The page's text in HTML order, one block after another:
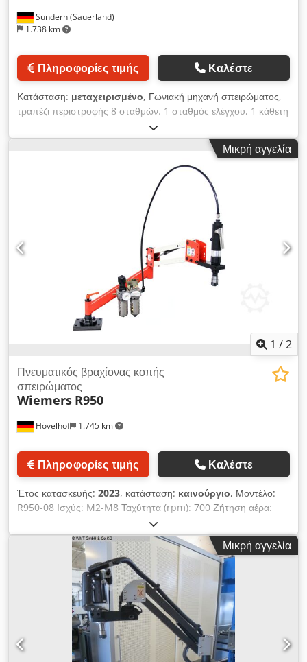
Sundern (Sauerland)
1.738 km
Πληροφορίες τιμής Καλέστε
Κατάσταση: μεταχειρισμένο, Γωνιακή μηχανή σπειρώματος,
τραπέζι περιστροφής 8 σταθμών. 1 σταθμός ελέγχου, 1 κάθετη
και 1 οριζόντια μονάδα σπειρώματος. Με οδηγό 1 mm βήμα
Chiron, μονάδα σπειρώματος με οδηγό 0,7 mm βήμα, M 4.
Σταθμός απομάκρυνσης, σύστημα ψύξης. Chedpfoyl Ntpex
Μικρή αγγελία
1 /2
Hövelhof 1.745 km
Πνευματικός βραχίονας κοπής
σπειρώματος
Wiemers R950
Πληροφορίες τιμής Καλέστε
Έτος κατασκευής: 2023, κατάσταση: καινούργιο, Μοντέλο:
R950-08 Ισχύς: M2-M8 Ταχύτητα (rpm): 700 Ζήτηση αέρα:
750l/min Πίεση: 6-7bar Εύρος εργασίας: Rmax 950mm
Παράλληλη δομή βραχίονα: Σταθερή δομή βραχίονα (σκληρό
προφίλ αλουμινίου 38x29) Βάρος: 18kg Βάση προσαρμογέα:
TCS 1B Μοντέλο: R950-12 Ισχύς: M3-M12 Ταχύτητα (rpm):
400 Ζήτηση αέρα: 750l/min Πίεση: 6-7bar Εύρος εργασίας:
Rmax 950mm Παράλληλη δομή βραχίονα: Σταθερή δομή
βραχίονα (σκληρό προφίλ αλουμινίου 38x29) Βάρος: 18kg
Βάση προσαρμογέα: TCS 1B Μοντέλο: R950-16 Ισχύς: M3-
M16 Ταχύτητα (rpm): 300 Ζήτηση αέρα: 950l/min Πίεση: 6-
7bar Εύρος εργασίας: Rmax 950mm Κατασκευή παράλληλου
Μικρή αγγελία